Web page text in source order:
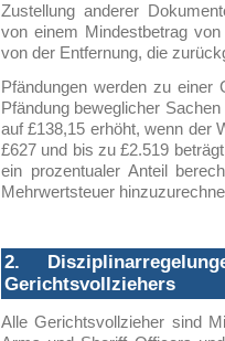
Zustellung anderer
von einem Mindestbetrag
von der Entfernung, die
Pfändungen werden zu einer
Pfändung beweglicher
auf £138,15 erhöht, wenn der
£627 und bis zu £2.519
ein prozentualer Anteil
Mehrwertsteuer
2.
Gerichtsvollziehers
Alle Gerichtsvollzieher sind